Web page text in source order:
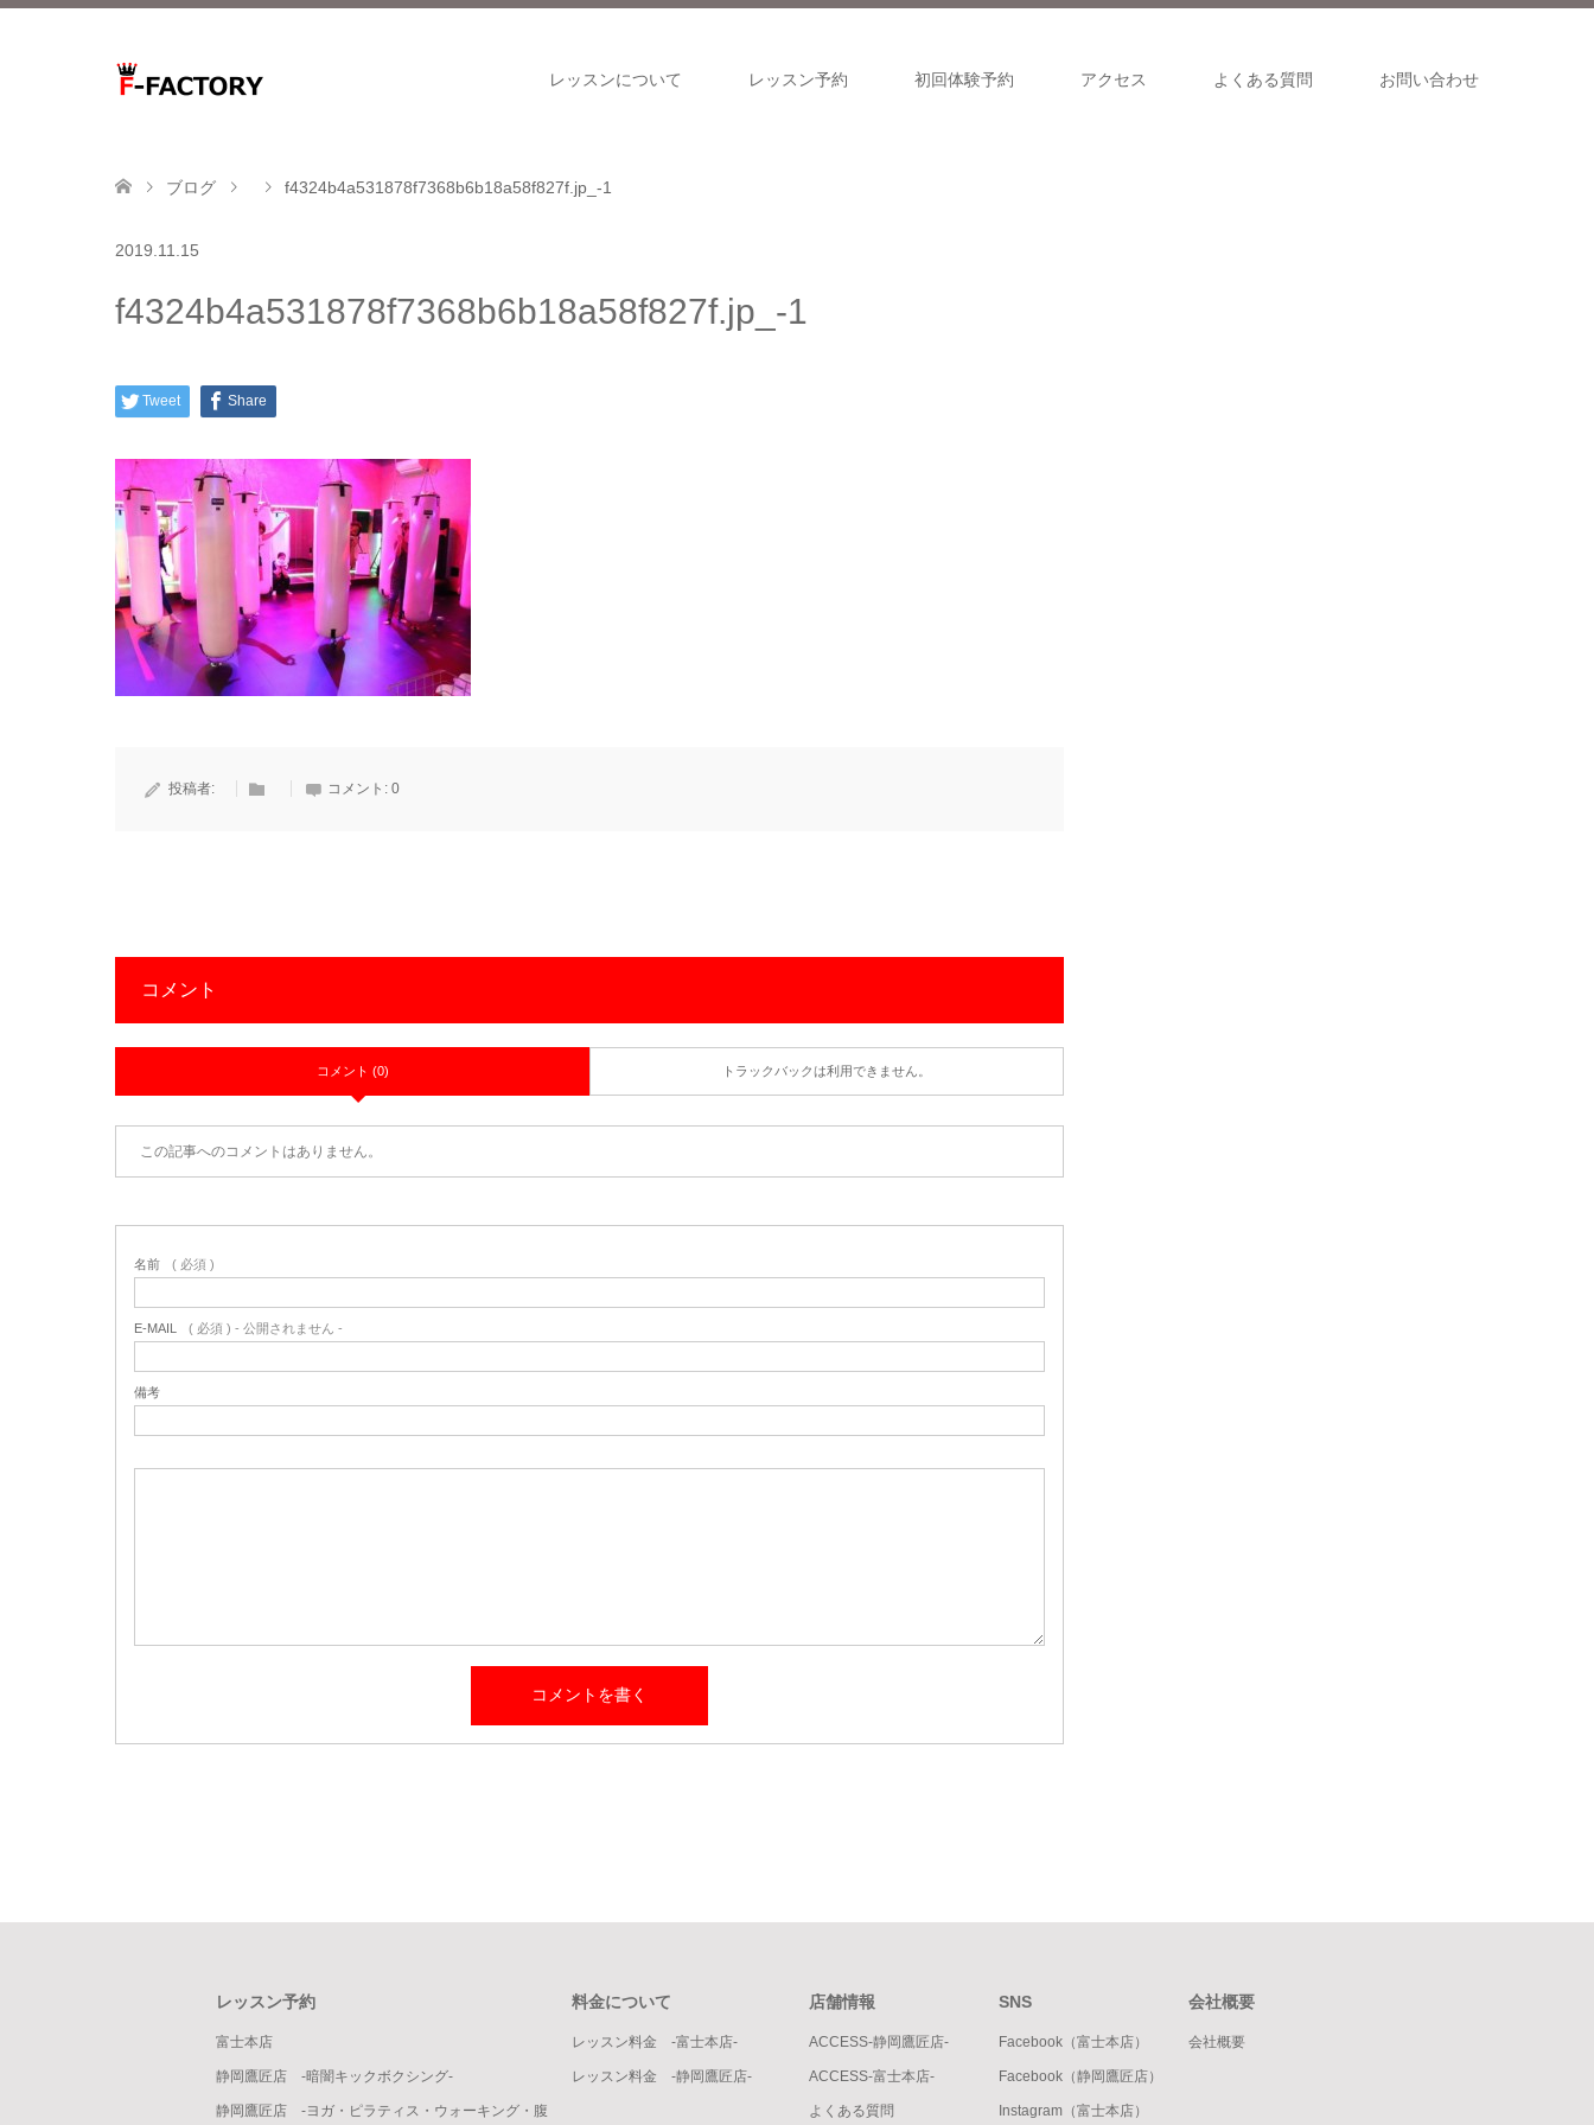
レッスンについて レッスン予約 初回体験予約 アクセス よくある質問 お問い合わせ
ブログ f4324b4a531878f7368b6b18a58f827f.jp_-1
2019.11.15
f4324b4a531878f7368b6b18a58f827f.jp_-1
Tweet Share
投稿者: コメント: 0
コメント
コメント (0) トラックバックは利用できません。
この記事へのコメントはありません。
名前 ( 必須 )
E-MAIL ( 必須 ) - 公開されません -
備考
レッスン予約
富士本店
静岡鷹匠店 -暗闇キックボクシング-
静岡鷹匠店 -ヨガ・ピラティス・ウォーキング・腹
料金について
レッスン料金 -富士本店-
レッスン料金 -静岡鷹匠店-
店舗情報
ACCESS-静岡鷹匠店-
ACCESS-富士本店-
よくある質問
SNS
Facebook（富士本店）
Facebook（静岡鷹匠店）
Instagram（富士本店）
会社概要
会社概要